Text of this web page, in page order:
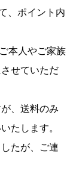
、ポイント内
本人やご家族
せていただ
、送料のみ
たします。
たが、ご連